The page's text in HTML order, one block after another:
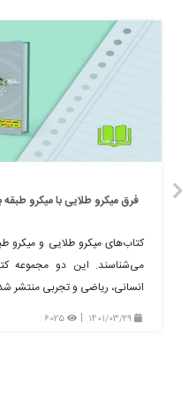
فرق میکرو طلایی با میکرو طبقه
کتاب‌های میکرو طلایی و میکرو
می‌شناسند. این دو مجموعه
انسانی، ریاضی و تجربی منتشر
1401/03/29
6025